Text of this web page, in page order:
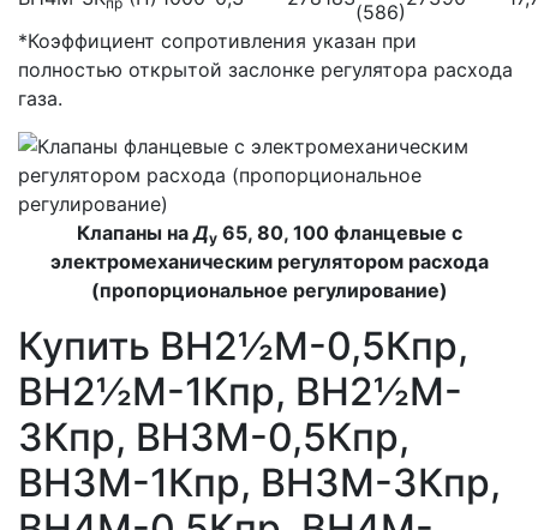
(586)
*Коэффициент сопротивления указан при
полностью открытой заслонке регулятора расхода
газа.
Клапаны наДу65, 80, 100 фланцевые с
электромеханическим регулятором расхода
(пропорциональное регулирование)
Купить ВН2½M-0,5Кпр,
ВН2½M-1Кпр, ВН2½M-
3Кпр, ВН3M-0,5Кпр,
ВН3M-1Кпр, ВН3M-3Кпр,